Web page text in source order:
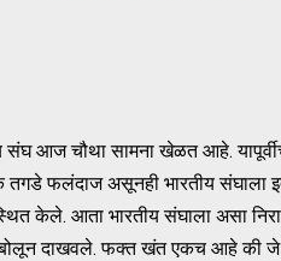
आज चौथा सामना खेळत आहे.
तगडे फलंदाज असूनही भारतीय संघाला
केले. आता भारतीय संघाला असा
बोलून दाखवले. फक्त खंत एकच आहे